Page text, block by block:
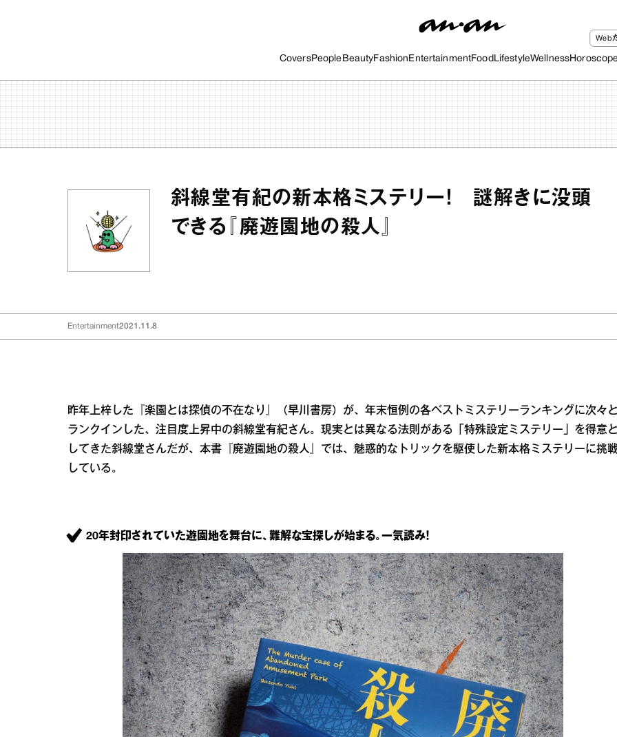
CoversPeople BeautyFashion EntertainmentFood LifestyleWellness
Web
斜線堂有紀の新本格ミステリー！ 謎解きに没頭
できる『廃遊園地の殺人』
Entertainment2021.11.8
昨年上梓した『楽園とは探偵の不在なり』（早川書房）が、年末恒例の各ベストミステリーランキングに次々
ランクインした、注目度上昇中の斜線堂有紀さん。現実とは異なる法則がある「特殊設定ミステリー」を得意
してきた斜線堂さんだが、本書『廃遊園地の殺人』では、魅惑的なトリックを駆使した新本格ミステリーに挑
している。
20年封印されていた遊園地を舞台に、難解な宝探しが始まる。一気読み！